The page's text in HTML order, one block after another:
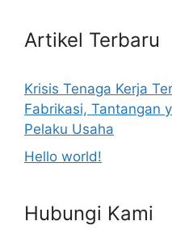
Artikel Terbaru
Krisis Tenaga Kerja
Fabrikasi, Tantangan
Pelaku Usaha
Hello world!
Hubungi Kami